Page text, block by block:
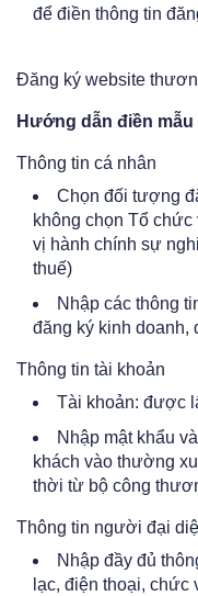
để điền thông tin
Đăng ký website
Hướng dẫn điền
Thông tin cá nhân
Chọn đối tượng
không chọn Tổ
vị hành chính sự
thuế)
Nhập các thông
đăng ký kinh doanh,
Thông tin tài khoản
Tài khoản: được
Nhập mật khẩu
khách vào thường
thời từ bộ công
Thông tin người đại
Nhập đầy đủ
lạc, điện thoại,